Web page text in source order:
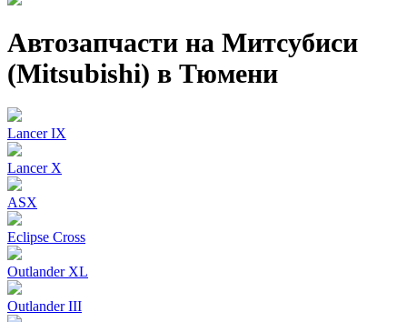
Автозапчасти на Митсубиси
(Mitsubishi) в Тюмени
Lancer IX
Lancer X
ASX
Eclipse Cross
Outlander XL
Outlander III